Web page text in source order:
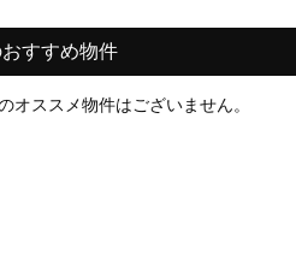
すすめ物件
オススメ物件はございません。